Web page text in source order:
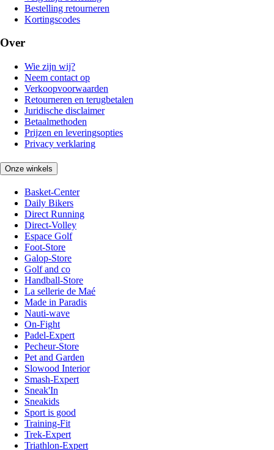
Bestelling retourneren
Kortingscodes
Over
Wie zijn wij?
Neem contact op
Verkoopvoorwaarden
Retourneren en terugbetalen
Juridische disclaimer
Betaalmethoden
Prijzen en leveringsopties
Privacy verklaring
Onze winkels
Basket-Center
Daily Bikers
Direct Running
Direct-Volley
Espace Golf
Foot-Store
Galop-Store
Golf and co
Handball-Store
La sellerie de Maé
Made in Paradis
Nauti-wave
On-Fight
Padel-Expert
Pecheur-Store
Pet and Garden
Slowood Interior
Smash-Expert
Sneak'In
Sneakids
Sport is good
Training-Fit
Trek-Expert
Triathlon-Expert